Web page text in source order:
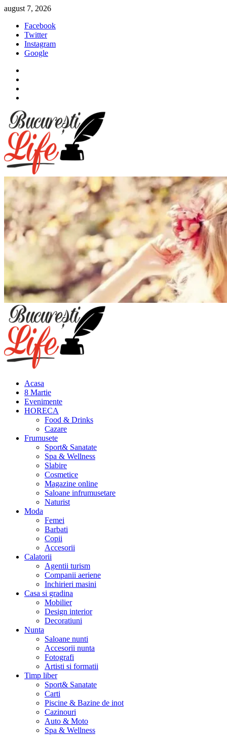
Sari
conținut
august 7, 2026
Facebook
Twitter
Instagram
Google
Meniu
principal
Acasa
8 Martie
Evenimente
HORECA
Food & Drinks
Cazare
Frumusete
Sport& Sanatate
Spa & Wellness
Slabire
Cosmetice
Magazine online
Saloane infrumusetare
Naturist
Moda
Femei
Barbati
Copii
Accesorii
Calatorii
Agentii turism
Companii aeriene
Inchirieri masini
Casa si gradina
Mobilier
Design interior
Decoratiuni
Nunta
Saloane nunti
Accesorii nunta
Fotografi
Artisti si formatii
Timp liber
Sport& Sanatate
Carti
Piscine & Bazine de inot
Cazinouri
Auto & Moto
Spa & Wellness